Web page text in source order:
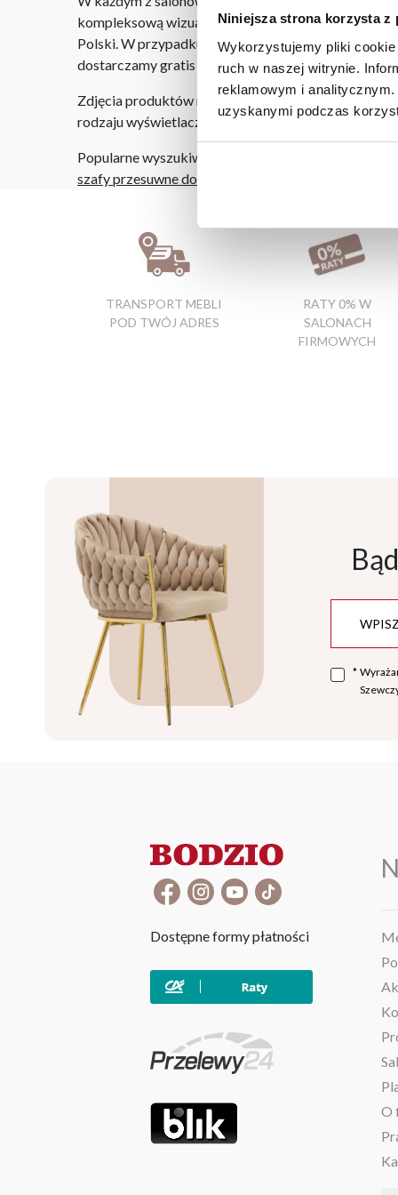
Niniejsza strona korzysta z
Wykorzystujemy pliki
ruch w naszej witrynie.
reklamowym i
uzyskanymi podczas
kompleksową wizualizację Państwa pomieszczenia
Polski. W przypadku zamówień internetowych czas
dostarczamy gratis niezależnie od miejsca złożenia
Zdjęcia produktów mają charakter poglądowy.
rodzaju wyświetlacza i oświetlenia.
Popularne wyszukiwania:
szafy przesuwne do sypialni
TRANSPORT MEBLI
POD TWÓJ ADRES
RATY 0% W
SALONACH
FIRMOWYCH
*
Dostępne formy płatności
O